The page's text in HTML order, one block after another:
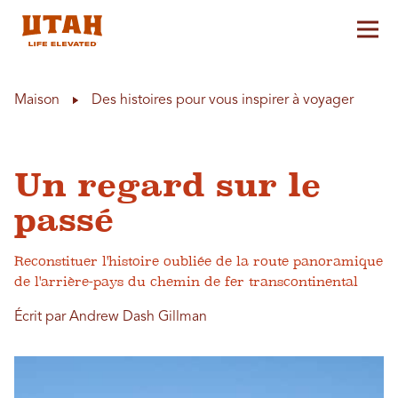
Maison Des histoires pour vous inspirer à voyager
Un regard sur le
passé
Reconstituer l'histoire oubliée de la route panoramique
de l'arrière-pays du chemin de fer transcontinental
Écrit par Andrew Dash Gillman